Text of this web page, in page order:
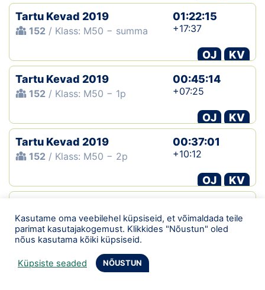
Tartu Kevad 2019
152 / Klass: M50 − summa
01:22:15
+17:37
OJ
KV
Tartu Kevad 2019
152 / Klass: M50 − 1p
00:45:14
+07:25
OJ
KV
Tartu Kevad 2019
152 / Klass: M50 − 2p
00:37:01
+10:12
OJ
KV
orienteerumispäevak
15/ Klass: M40
Setomaa
Kasutame oma veebilehel küpsiseid, et võimaldada teile
parimat kasutajakogemust. Klikkides "Nõustun" oled
nõus kasutama kõiki küpsiseid.
Küpsiste seaded NÕUSTUN